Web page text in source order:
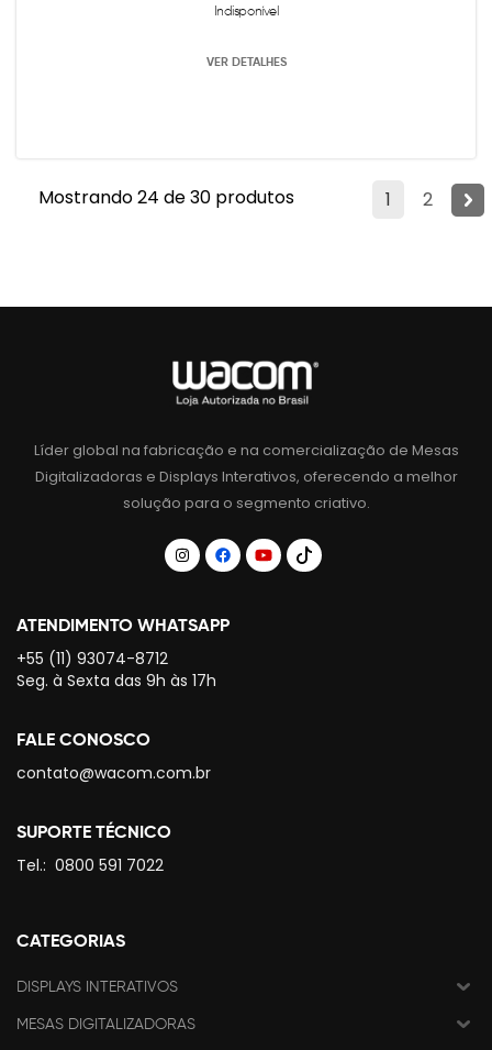
Indisponível
VER DETALHES
1 2
Mostrando 24 de 30 produtos
Líder global na fabricação e na comercialização de Mesas
Digitalizadoras e Displays Interativos, oferecendo a melhor
solução para o segmento criativo.
ATENDIMENTO WHATSAPP
+55 (11) 93074-8712
Seg. à Sexta das 9h às 17h
FALE CONOSCO
contato@wacom.com.br
SUPORTE TÉCNICO
Tel.: 0800 591 7022
CATEGORIAS
DISPLAYS INTERATIVOS
MESAS DIGITALIZADORAS